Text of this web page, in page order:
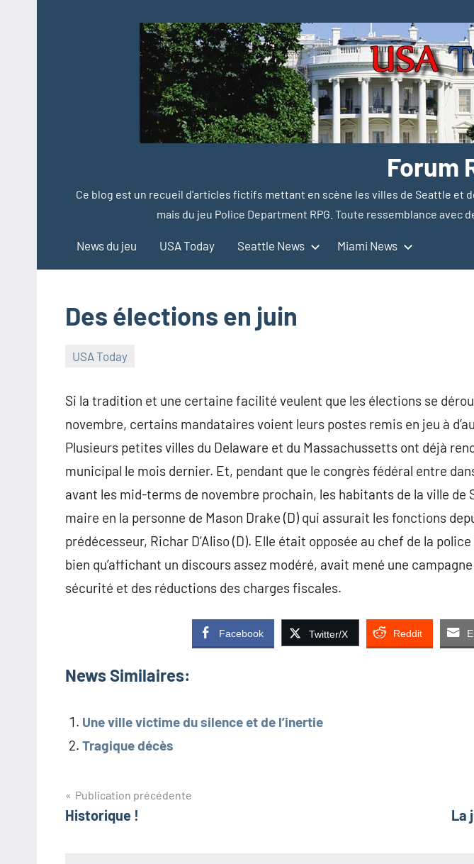
Forum
Ce blog est un recueil d'articles fictifs mettant en scène les villes de Seattle et
mais du jeu Police Department RPG. Toute ressemblance
News du jeu USA Today Seattle News Miami News
Des élections en juin
USA Today
2015
Si la tradition et une certaine facilité veulent que les élections se
novembre, certains mandataires voient leurs postes remis en jeu à
Plusieurs petites villes du Delaware et du Massachussetts ont déjà
municipal le mois dernier. Et, pendant que le congrès fédéral entre
avant les mid-terms de novembre prochain, les habitants de la ville de
maire en la personne de Mason Drake (D) qui assurait les fonctions
prédécesseur, Richar D’Aliso (D). Elle était opposée au chef de la
bien qu’affichant un discours assez modéré, avait mené une
sécurité et des réductions des charges fiscales.
Facebook Twitter/X Reddit
News Similaires:
Une ville victime du silence et de l’inertie
Tragique décès
Navigation
de
Publication précédente
Historique ! La